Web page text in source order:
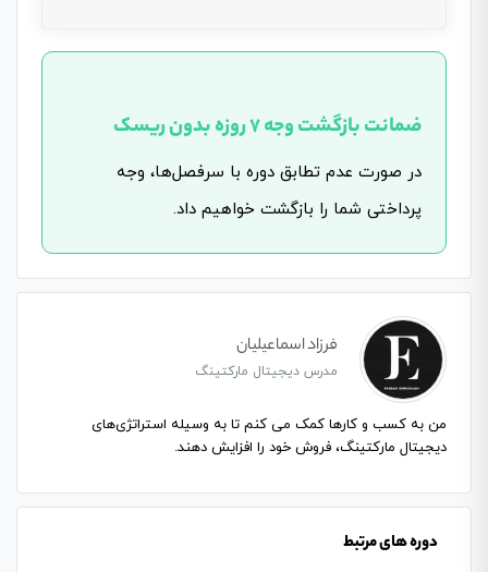
این بخش خصوصی می باشد. برای دسترسی کامل به
ضمانت بازگشت وجه ۷ روزه بدون ریسک
در صورت عدم تطابق دوره با سرفصل‌ها، وجه
پرداختی شما را بازگشت خواهیم داد.
فرزاد اسماعیلیان
مدرس دیجیتال مارکتینگ
من به کسب و کارها کمک می کنم تا به وسیله استراتژی‌های
دیجیتال مارکتینگ، فروش خود را افزایش دهند.
دوره های مرتبط